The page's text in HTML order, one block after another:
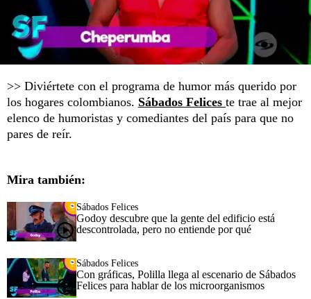
>> Diviértete con el programa de humor más querido por
los hogares colombianos. Sábados Felices te trae al mejor
elenco de humoristas y comediantes del país para que no
pares de reír.
Mira también:
Sábados Felices
Godoy descubre que la gente del edificio está
descontrolada, pero no entiende por qué
Sábados Felices
Con gráficas, Polilla llega al escenario de Sábados
Felices para hablar de los microorganismos